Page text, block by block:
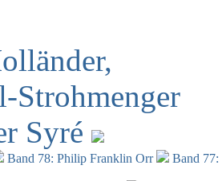
Strohmenger
Syré
Band 78: Philip Franklin Orr
Band